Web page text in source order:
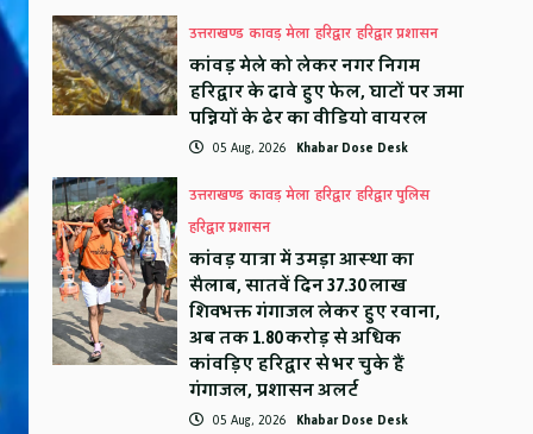
उत्तराखण्ड कावड़ मेला हरिद्वार हरिद्वार प्रशासन
कांवड़ मेले को लेकर नगर निगम
हरिद्वार के दावे हुए फेल, घाटों पर जमा
पन्नियों के ढेर का वीडियो वायरल
05 Aug, 2026 Khabar Dose Desk
उत्तराखण्ड कावड़ मेला हरिद्वार हरिद्वार पुलिस
हरिद्वार प्रशासन
कांवड़ यात्रा में उमड़ा आस्था का
सैलाब, सातवें दिन 37.30 लाख
शिवभक्त गंगाजल लेकर हुए रवाना,
अब तक 1.80 करोड़ से अधिक
कांवड़िए हरिद्वार से भर चुके हैं
गंगाजल, प्रशासन अलर्ट
05 Aug, 2026 Khabar Dose Desk